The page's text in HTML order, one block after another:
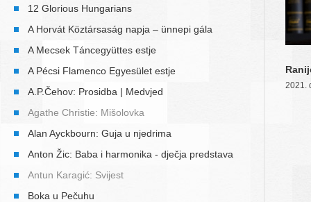
12 Glorious Hungarians
A Horvát Köztársaság napja – ünnepi gála
A Mecsek Táncegyüttes estje
A Pécsi Flamenco Egyesület estje
A.P.Čehov: Prosidba | Medvjed
Agathe Christie: Mišolovka
Alan Ayckbourn: Guja u njedrima
Anton Žic: Baba i harmonika - dječja predstava
Antun Karagić: Svijest
Boka u Pečuhu
2021.